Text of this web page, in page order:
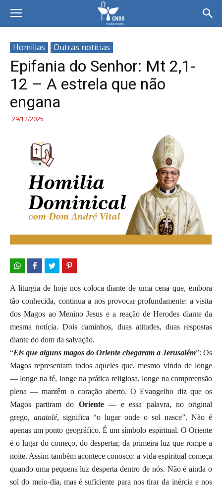
Homilias Outras notícias
Epifania do Senhor: Mt 2,1-
12 – A estrela que não
engana
29/12/2025
A liturgia de hoje nos coloca diante de uma cena que, embora
tão conhecida, continua a nos provocar profundamente: a visita
dos Magos ao Menino Jesus e a reação de Herodes diante da
mesma notícia. Dois caminhos, duas atitudes, duas respostas
diante do dom da salvação.
“Eis que alguns magos do Oriente chegaram a Jerusalém”: Os
Magos representam todos aqueles que, mesmo vindo de longe
— longe na fé, longe na prática religiosa, longe na compreensão
plena — mantêm o coração aberto. O Evangelho diz que os
Magos partiram do Oriente— e essa palavra, no original
grego, anatolé, significa “o lugar onde o sol nasce”. Não é
apenas um ponto geográfico. É um símbolo espiritual. O Oriente
é o lugar do começo, do despertar, da primeira luz que rompe a
noite. Assim também acontece conosco: a vida espiritual começa
quando uma pequena luz desperta dentro de nós. Não é ainda o
sol do meio-dia, mas é suficiente para nos tirar da inércia e nos